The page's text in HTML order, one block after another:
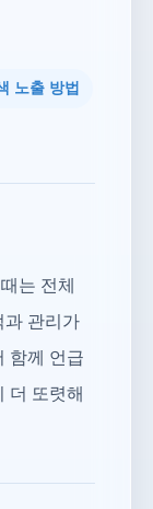
노출 방법
는 전체
과 관리가
함께 언급
더 또렷해